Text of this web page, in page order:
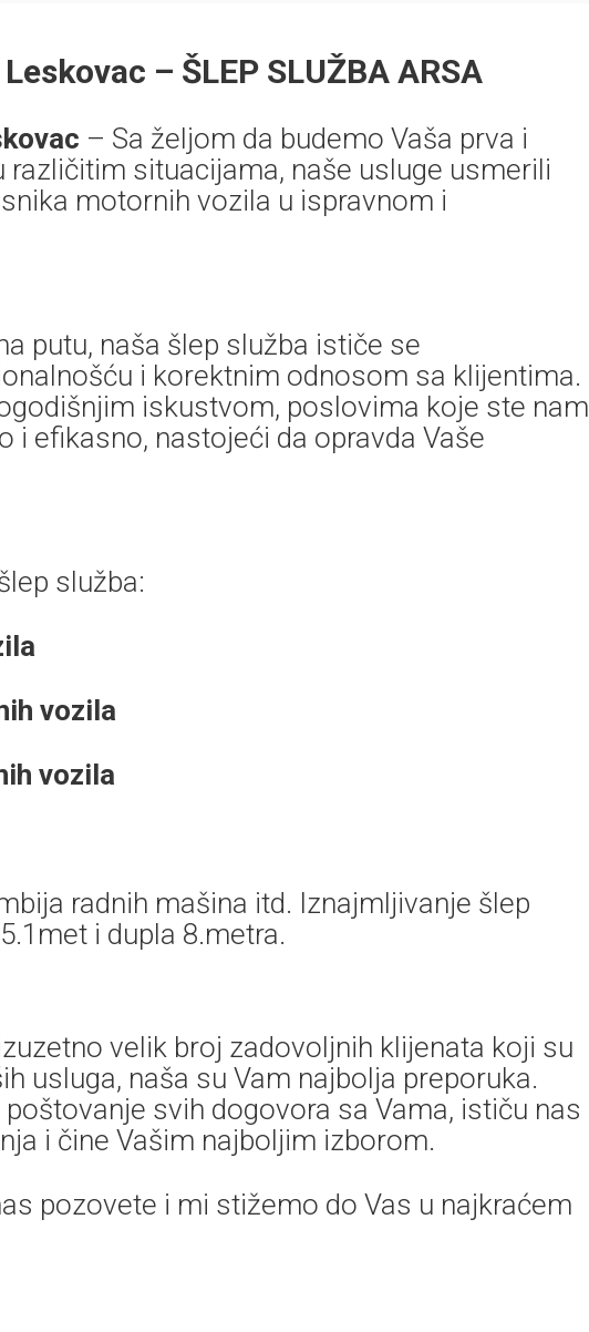
– ŠLEP SLUŽBA ARSA
– Sa željom da budemo Vaša prva i
različitim situacijama, naše usluge usmerili
motornih vozila u ispravnom i
putu, naša šlep služba ističe se
i korektnim odnosom sa klijentima.
iskustvom, poslovima koje ste nam
i efikasno, nastojeći da opravda Vaše
služba:
vozila
vozila
radnih mašina itd. Iznajmljivanje šlep
i dupla 8.metra.
velik broj zadovoljnih klijenata koji su
usluga, naša su Vam najbolja preporuka.
svih dogovora sa Vama, ističu nas
i čine Vašim najboljim izborom.
pozovete i mi stižemo do Vas u najkraćem